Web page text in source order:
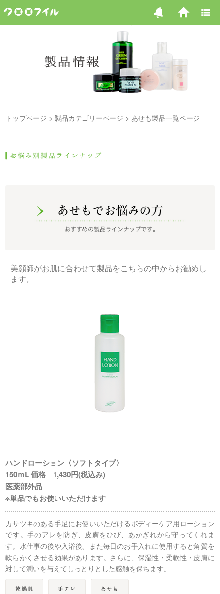
トップページ 製品カテゴリーページ あせも製品一覧ページ
美顔師がお肌に合わせて製品をこちらの中からお勧めし
ます。
ハンドローション〈ソフトタイプ〉
150ｍL 価格 1,430円(税込み)
医薬部外品
※単品でもお使いいただけます
カサツキのある手足にお使いいただけるボディーケア用ローション
です。手のアレを防ぎ、皮膚をひび、あかぎれから守ってくれま
す。水仕事の後や入浴後、また毎日のお手入れに使用すると角質を
軟らかくさせる効果があります。さらに、保湿性・柔軟性・皮膚に
対して潤いを与えてしっとりとした感触を保ちます。